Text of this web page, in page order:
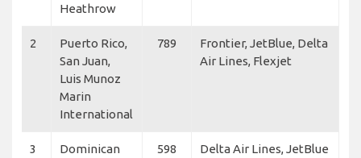
Heathrow
2
Puerto Rico,
San Juan,
Luis Munoz
Marin
International
789
Frontier, JetBlue, Delta
Air Lines, Flexjet
3
Dominican
598 Delta Air Lines, JetBlue